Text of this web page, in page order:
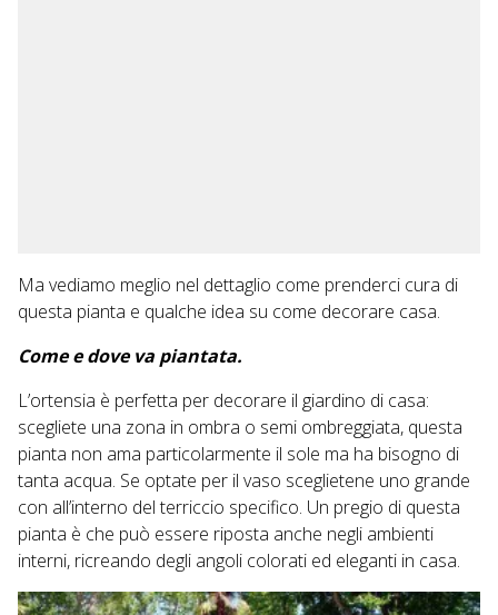
Ma vediamo meglio nel dettaglio come prenderci cura di
questa pianta e qualche idea su come decorare casa.
Come e dove va piantata.
L’ortensia è perfetta per decorare il giardino di casa:
scegliete una zona in ombra o semi ombreggiata, questa
pianta non ama particolarmente il sole ma ha bisogno di
tanta acqua. Se optate per il vaso sceglietene uno grande
con all’interno del terriccio specifico. Un pregio di questa
pianta è che può essere riposta anche negli ambienti
interni, ricreando degli angoli colorati ed eleganti in casa.